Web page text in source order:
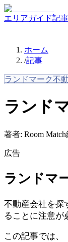
エリアガイド記
ホーム
/記事
ランドマーク不
ランド
著者: Room
広告
ランドマ
不動産会社を探
ることに注意が
この記事では、